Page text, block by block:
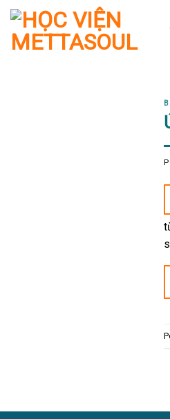
Skip
content